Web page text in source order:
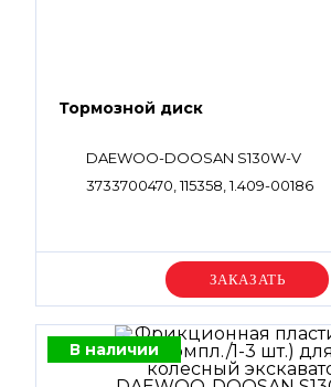
Тормозной диск
DAEWOO-DOOSAN S130W-V
3733700470, 115358, 1.409-00186
Уточняйте цену
В наличии